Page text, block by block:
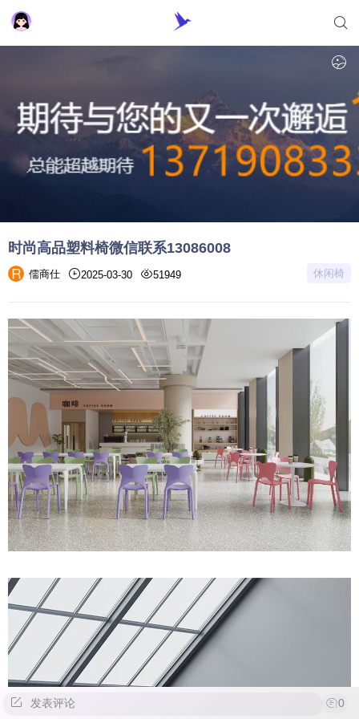
时尚高品塑料椅微信联系13086008
儒商仕 2025-03-30 51949 休闲椅
发表评论 0